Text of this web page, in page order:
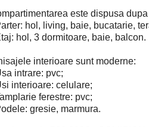
este dispusa
hol, living, baie, bucatarie,
hol, 3 dormitoare, baie, balcon.
interioare sunt moderne:
intrare: pvc;
interioare: celulare;
ferestre: pvc;
gresie, marmura.